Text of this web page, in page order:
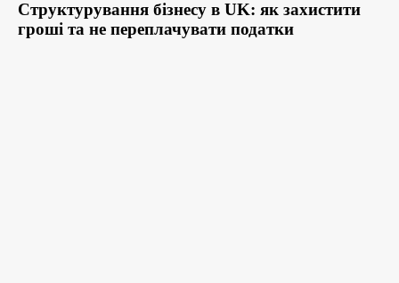
Структурування бізнесу в UK: як захистити
гроші та не переплачувати податки